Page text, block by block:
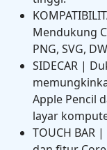
Mendukung
PNG, SVG,
SIDECAR |
Apple Pencil
layar
TOUCH BAR